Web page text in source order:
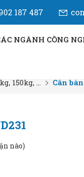
187 487
NGÀNH CÔNG
150kg, ... Cân
nào)